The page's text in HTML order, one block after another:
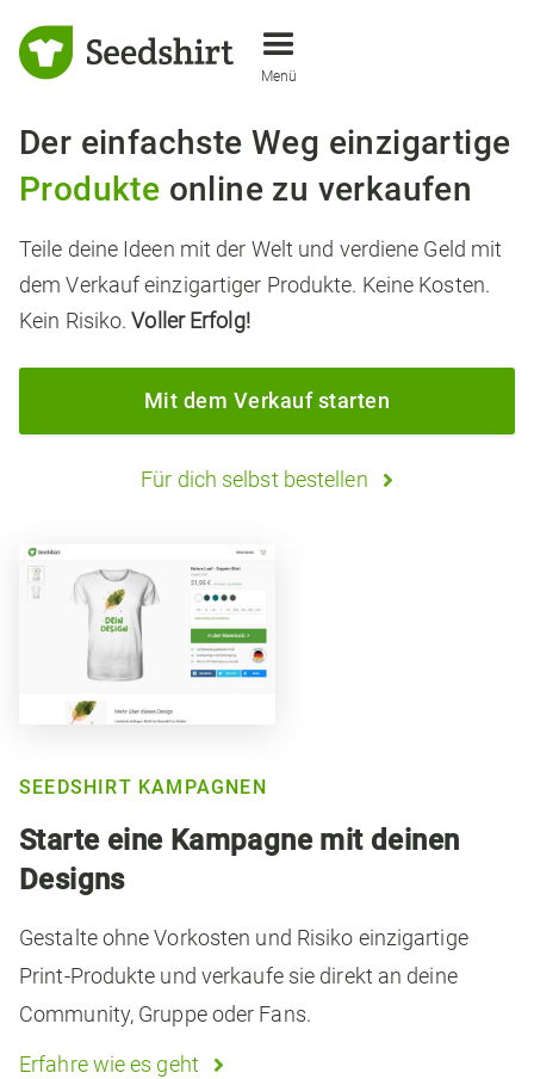
Menü
Der einfachste Weg einzigartige
Produkte online zu verkaufen
Teile deine Ideen mit der Welt und verdiene Geld mit
dem Verkauf einzigartiger Produkte. Keine Kosten.
Kein Risiko.Voller Erfolg!
Mit dem Verkauf starten
Für dich selbst bestellen 
SEEDSHIRT KAMPAGNEN
Starte eine Kampagne mit deinen
Designs
Gestalte ohne Vorkosten und Risiko einzigartige
Print-Produkte und verkaufe sie direkt an deine
Community, Gruppe oder Fans.
Erfahre wie es geht
